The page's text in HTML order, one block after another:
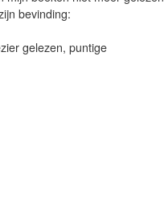
bevinding:
gelezen, puntige